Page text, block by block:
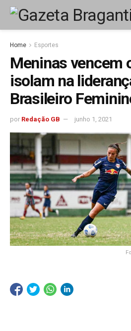
Home Esportes
Meninas vencem
isolam na
Brasileiro
por Redação GB junho 1, 2021